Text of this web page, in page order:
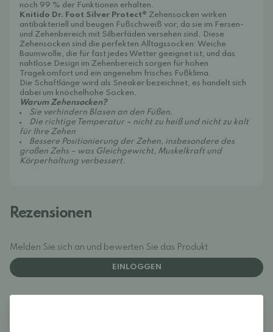
noch 99 % der Funktionen erhalten.
Knitido Dr. Foot Silver Protect® Zehensocken wirken
antibakteriell und beugen Fußschweiß vor, da sie im Fersen-
und Zehenbereich mit Silberfäden versehen sind. Diese
Zehensocken sind die perfekten Alltagssocken: Weiche
Baumwolle, die für fast jedes Wetter geeignet ist, und das
nahtlose Design im Zehenbereich sorgen für hohen
Tragekomfort und ein angenehm frisches Fußklima.
Die Schaftlänge wird als Sneaker bezeichnet, es handelt sich
dabei um knöchelhohe Socken.
Warum Zehensocken?
Sie verhindern Blasen an den Füßen.
Die richtige Temperatur – nicht zu heiß und nicht zu kalt
für Ihre Zehen
Bessere Positionierung der Zehen, insbesondere des
großen Zehs – was Gleichgewicht, Muskelkraft und
Körperhaltung verbessert.
Rezensionen
Melden Sie sich an und bewerten Sie das Produkt.
EINLOGGEN